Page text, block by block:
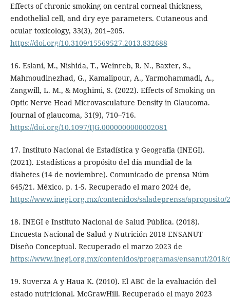
Effects of chronic smoking on central corneal thickness,
endothelial cell, and dry eye parameters. Cutaneous and
ocular toxicology, 33(3), 201–205.
https://doi.org/10.3109/15569527.2013.832688
16. Eslani, M., Nishida, T., Weinreb, R. N., Baxter, S.,
Mahmoudinezhad, G., Kamalipour, A., Yarmohammadi, A.,
Zangwill, L. M., & Moghimi, S. (2022). Effects of Smoking on
Optic Nerve Head Microvasculature Density in Glaucoma.
Journal of glaucoma, 31(9), 710–716.
https://doi.org/10.1097/IJG.0000000000002081
17. Instituto Nacional de Estadística y Geografía (INEGI).
(2021). Estadísticas a propósito del día mundial de la
diabetes (14 de noviembre). Comunicado de prensa Núm
645/21. México. p. 1-5. Recuperado el maro 2024 de,
https://www.inegi.org.mx/contenidos/saladeprensa/aproposito/
18. INEGI e Instituto Nacional de Salud Pública. (2018).
Encuesta Nacional de Salud y Nutrición 2018 ENSANUT
Diseño Conceptual. Recuperado el marzo 2023 de
https://www.inegi.org.mx/contenidos/programas/ensanut/2018/
19. Suverza A y Haua K. (2010). El ABC de la evaluación del
estado nutricional. McGrawHill. Recuperado el mayo 2023